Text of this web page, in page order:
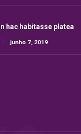
In hac habitasse platea
junho 7, 2019